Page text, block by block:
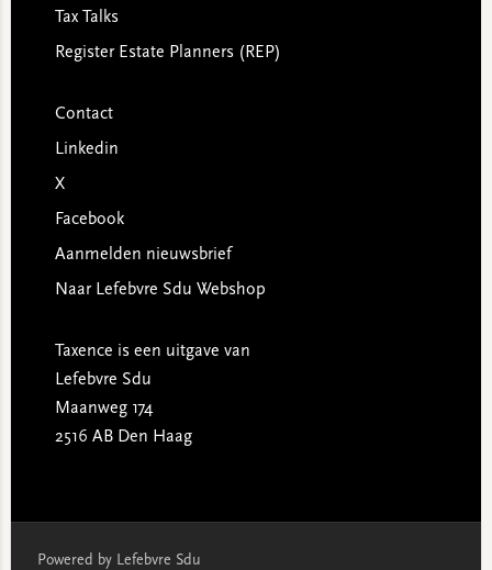
Tax Talks
Register Estate Planners (REP)
Contact
Linkedin
X
Facebook
Aanmelden nieuwsbrief
Naar Lefebvre Sdu Webshop
Taxence is een uitgave van
Lefebvre Sdu
Maanweg 174
2516 AB Den Haag
Powered by Lefebvre Sdu